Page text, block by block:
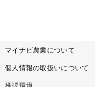
マイナビ農業について
個人情報の取扱いについて